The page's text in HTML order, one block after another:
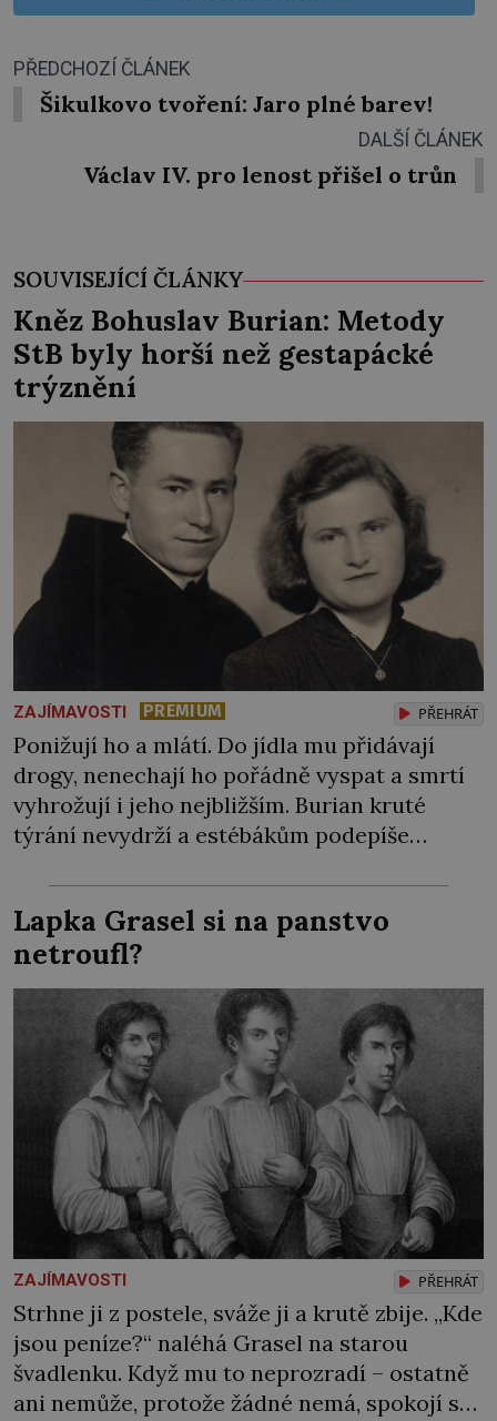
PŘEDCHOZÍ ČLÁNEK
Šikulkovo tvoření: Jaro plné barev!
DALŠÍ ČLÁNEK
Václav IV. pro lenost přišel o trůn
SOUVISEJÍCÍ ČLÁNKY
Kněz Bohuslav Burian: Metody
StB byly horší než gestapácké
trýznění
ZAJÍMAVOSTI PREMIUM PŘEHRÁT
Ponižují ho a mlátí. Do jídla mu přidávají
drogy, nenechají ho pořádně vyspat a smrtí
vyhrožují i jeho nejbližším. Burian kruté
týrání nevydrží a estébákům podepíše
jim potvrdí také to, že na něj během výslechů
nikdo nevyvíjel fyzický ani psychický nátlak.
Syn brněnského řezníka chce být knězem a
[…]
Lapka Grasel si na panstvo
netroufl?
ZAJÍMAVOSTI PŘEHRÁT
Strhne ji z postele, sváže ji a krutě zbije. „Kde
jsou peníze?“ naléhá Grasel na starou
švadlenku. Když mu to neprozradí – ostatně
ani nemůže, protože žádné nemá, spokojí se